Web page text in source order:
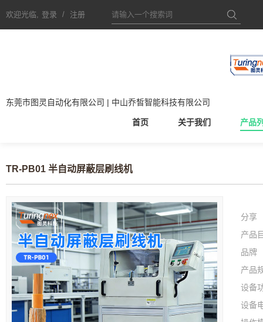
欢迎光临, 登录 / 注册
东莞市图灵自动化有限公司 | 中山乔皙智能科技有限公司
首页 关于我们 产品
TR-PB01 半自动屏蔽层刷线机
分享
产品
品牌
产品
设备
设备